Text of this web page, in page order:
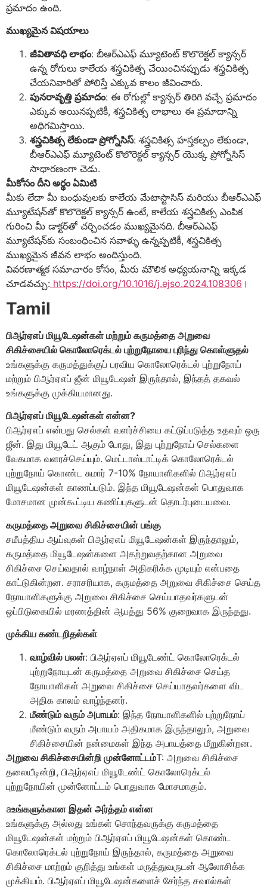
ప్రమాదం ఉంది.
ముఖ్యమైన విషయాలు
జీవితావధి లాభం: బీఆర్‌ఎఎఫ్ మ్యూటెంట్ కొలొరెక్టల్ క్యాన్సర్
ఉన్న రోగులు కాలేయ శస్త్రచికిత్స చేయించినప్పుడు శస్త్రచికిత్స
చేయనివారితో పోలిస్తే ఎక్కువ కాలం జీవించారు.
పునరావృత్తి ప్రమాదం: ఈ రోగుల్లో క్యాన్సర్ తిరిగి వచ్చే ప్రమాదం
ఎక్కువ అయినప్పటికీ, శస్త్రచికిత్స లాభాలు ఈ ప్రమాదాన్ని
అధిగమిస్తాయి.
శస్త్రచికిత్స లేకుండా ప్రోగ్నోసిస్: శస్త్రచికిత్స హస్తకల్పం లేకుండా,
బీఆర్‌ఎఎఫ్ మ్యూటెంట్ కొలొరెక్టల్ క్యాన్సర్ యొక్క ప్రోగ్నోసిస్
సాధారణంగా చెడు.
మీకోసం దీని అర్థం ఏమిటి
మీకు లేదా మీ బంధువులకు కాలేయ మేటాస్టాసిస్ మరియు బీఆర్‌ఎఎఫ్
మ్యూటేషన్‌తో కొలొరెక్టల్ క్యాన్సర్ ఉంటే, కాలేయ శస్త్రచికిత్స ఎంపిక
గురించి మీ డాక్టర్‌తో చర్చించడం ముఖ్యమైనది. బీఆర్‌ఎఎఫ్
మ్యూటేషన్‌కు సంబంధించిన సవాళ్ళు ఉన్నప్పటికీ, శస్త్రచికిత్స
ముఖ్యమైన జీవన లాభం అందిస్తుంది.
వివరణాత్మక సమాచారం కోసం, మీరు మౌలిక అధ్యయనాన్ని ఇక్కడ
చూడవచ్చు: https://doi.org/10.1016/j.ejso.2024.108306 ।
Tamil
பிஆர்ஏஎப் மியூடேஷன்கள் மற்றும் கருமத்தை அறுவை
சிகிச்சையில் கொலோரெக்டல் புற்றுநோயை புரிந்து கொள்ளுதல்
உங்களுக்கு கருமத்துக்குப் பரவிய கொலோரெக்டல் புற்றுநோய்
மற்றும் பிஆர்ஏஎப் ஜீன் மியூடேஷன் இருந்தால், இந்தத் தகவல்
உங்களுக்கு முக்கியமானது.
பிஆர்ஏஎப் மியூடேஷன்கள் என்ன?
பிஆர்ஏஎப் என்பது செல்கள் வளர்ச்சியை கட்டுப்படுத்த உதவும் ஒரு
ஜீன். இது மியூடேட் ஆகும் போது, இது புற்றுநோய் செல்களை
வேகமாக வளரச்செய்யும். மெட்டாஸ்டாட்டிக் கொலோரெக்டல்
புற்றுநோய் கொண்ட சுமார் 7-10% நோயாளிகளில் பிஆர்ஏஎப்
மியூடேஷன்கள் காணப்படும். இந்த மியூடேஷன்கள் பொதுவாக
மோசமான முன்கூட்டிய கணிப்புகளுடன் தொடர்புடையவை.
கருமத்தை அறுவை சிகிச்சையின் பங்கு
சமீபத்திய ஆய்வுகள் பிஆர்ஏஎப் மியூடேஷன்கள் இருந்தாலும்,
கருமத்தை மியூடேஷன்களை அகற்றுவதற்கான அறுவை
சிகிச்சை செய்வதால் வாழ்நாள் அதிகரிக்க முடியும் என்பதை
காட்டுகின்றன. சராசரியாக, கருமத்தை அறுவை சிகிச்சை செய்த
நோயாளிகளுக்கு அறுவை சிகிச்சை செய்யாதவர்களுடன்
ஒப்பிடுகையில் மரணத்தின் ஆபத்து 56% குறைவாக இருந்தது.
முக்கிய கண்டறிதல்கள்
வாழ்வில் பலன்: பிஆர்ஏஎப் மியூடேண்ட் கொலோரெக்டல்
புற்றுநோயுடன் கருமத்தை அறுவை சிகிச்சை செய்த
நோயாளிகள் அறுவை சிகிச்சை செய்யாதவர்களை விட
அதிக காலம் வாழ்ந்தனர்.
மீண்டும் வரும் அபாயம்: இந்த நோயாளிகளில் புற்றுநோய்
மீண்டும் வரும் அபாயம் அதிகமாக இருந்தாலும், அறுவை
சிகிச்சையின் நன்மைகள் இந்த அபாயத்தை மீறுகின்றன.
அறுவை சிகிச்சையின்றி முன்னோட்டம்T: அறுவை சிகிச்சை
தலையீடின்றி, பிஆர்ஏஎப் மியூடேண்ட் கொலோரெக்டல்
புற்றுநோயின் முன்னோட்டம் பொதுவாக மோசமாகும்.
aஉங்களுக்கான இதன் அர்த்தம் என்ன
உங்களுக்கு அல்லது உங்கள் சொந்தவருக்கு கருமத்தை
மியூடேஷன்கள் மற்றும் பிஆர்ஏஎப் மியூடேஷன்கள் கொண்ட
கொலோரெக்டல் புற்றுநோய் இருந்தால், கருமத்தை அறுவை
சிகிச்சை மாற்றம் குறித்து உங்கள் மருத்துவருடன் ஆலோசிக்க
முக்கியம். பிஆர்ஏஎப் மியூடேஷன்களைச் சேர்ந்த சவால்கள்